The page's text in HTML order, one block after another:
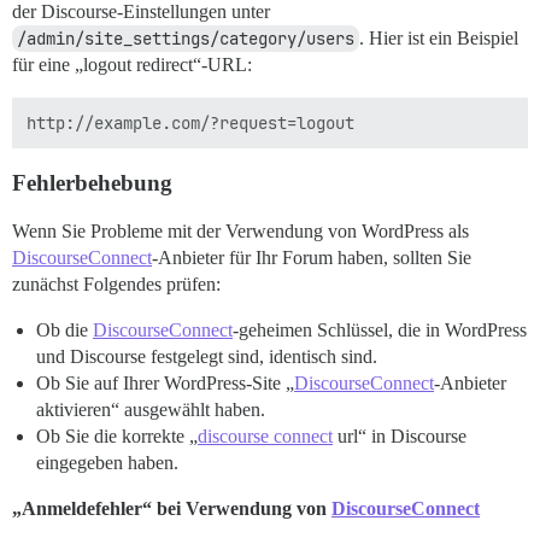
der Discourse-Einstellungen unter
/admin/site_settings/category/users . Hier ist ein Beispiel
für eine „logout redirect“-URL:
Fehlerbehebung
Wenn Sie Probleme mit der Verwendung von WordPress als
DiscourseConnect-Anbieter für Ihr Forum haben, sollten Sie
zunächst Folgendes prüfen:
Ob die DiscourseConnect-geheimen Schlüssel, die in WordPress
und Discourse festgelegt sind, identisch sind.
Ob Sie auf Ihrer WordPress-Site „DiscourseConnect-Anbieter
aktivieren“ ausgewählt haben.
Ob Sie die korrekte „discourse connect url“ in Discourse
eingegeben haben.
„Anmeldefehler“ bei Verwendung von DiscourseConnect